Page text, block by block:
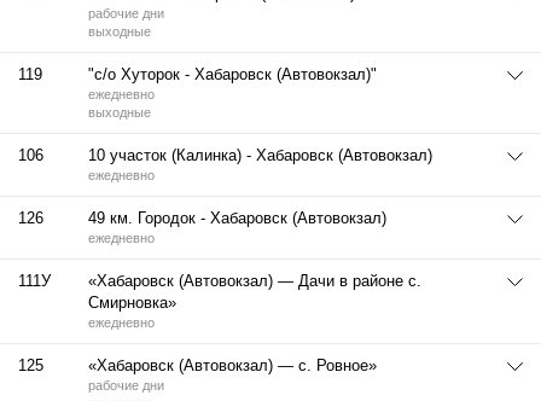
рабочие дни
выходные
119 "с/о Хуторок - Хабаровск (Автовокзал)"
ежедневно
выходные
106 10 участок (Калинка) - Хабаровск (Автовокзал)
ежедневно
126 49 км. Городок - Хабаровск (Автовокзал)
ежедневно
111У
«Хабаровск (Автовокзал) — Дачи в районе с.
Смирновка»
ежедневно
125 «Хабаровск (Автовокзал) — с. Ровное»
рабочие дни